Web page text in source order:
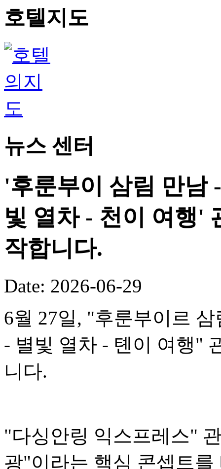
호텔지도
뉴스 센터
'후룬부이 삼림 만남
빛 열차 - 천이 여행'
작합니다.
Date: 2026-06-29
6월 27일, "후룬부이르
- 별빛 열차 - 톈이 여행"
니다.
"다싱안링 익스프레스"
광"이라는 핵심 콘셉트